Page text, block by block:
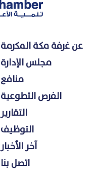
عن غرفة مكة المكرمة
مجلس الإدارة
منافع
الفرص التطوعية
التقارير
التوظيف
آخر الأخبار
اتصل بنا